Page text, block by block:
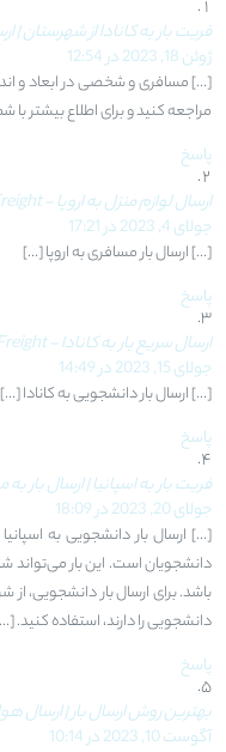
فریت بار به کانادا از شهرستان |
ژوئن 18, 2023 در 12:54
[…] مسافری و شخصی در ابعاد و
مراجعه کنید و برای اطلاع بیشتر با
پاسخ
ارسال لوازم منزل به اروپا - Radmn Freight
جولای 4, 2023 در 17:21
[…] ارسال بار مسافری به اروپا […]
پاسخ
ارسال سریع بار به کانادا - Radmn Freight
جولای 15, 2023 در 14:49
[…] ارسال بار دانشجویی به کانادا […]
پاسخ
فریت بار به اسپانیا | ارسال بار
جولای 20, 2023 در 18:09
[…] ارسال بار دانشجویی به
دانشجویان است. این بار می‌تواند
باشد. برای ارسال بار دانشجویی،
دانشجویی را دارند، استفاده کنید.
پاسخ
بهترین روش ارسال بار | ارسال
آگوست 10, 2023 در 10:14